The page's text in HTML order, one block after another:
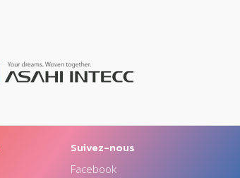
Suivez-nous
Facebook